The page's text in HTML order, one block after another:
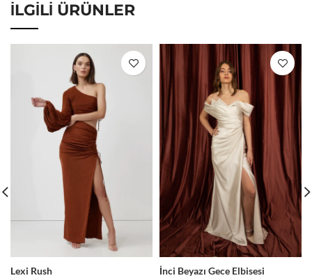
İLGILI ÜRÜNLER
Lexi Rush İnci Beyazı Gece Elbisesi